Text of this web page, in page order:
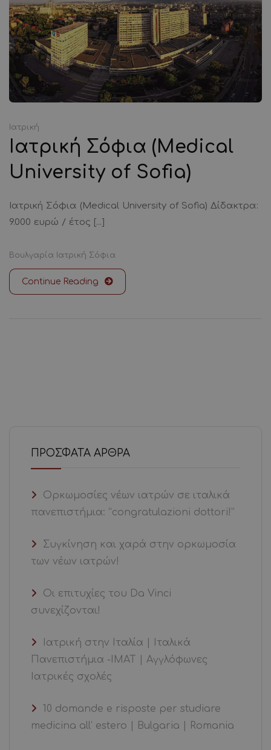
Ιατρική
Ιατρική Σόφια (Medical
University of Sofia)
Ιατρική Σόφια (Medical University of Sofia) Δίδακτρα:
9.000 ευρώ / έτος [...]
Βουλγαρία Ιατρική Σόφια
Continue Reading
ΠΡΌΣΦΑΤΑ ΆΡΘΡΑ
Ορκωμοσίες νέων ιατρών σε ιταλικά
πανεπιστήμια: “congratulazioni dottori!”
Συγκίνηση και χαρά στην ορκωμοσία
των νέων ιατρών!
Οι επιτυχίες του Da Vinci
συνεχίζονται!
Ιατρική στην Ιταλία | Ιταλικά
Πανεπιστήμια -ΙΜΑΤ | Αγγλόφωνες
Ιατρικές σχολές
10 domande e risposte per studiare
medicina all’ estero | Bulgaria | Romania